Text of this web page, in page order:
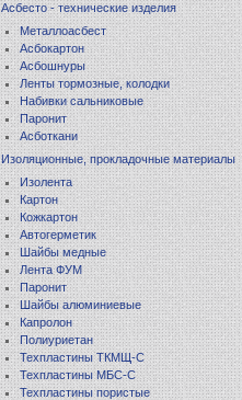
Асбесто - технические изделия
Металлоасбест
Асбокартон
Асбошнуры
Ленты тормозные, колодки
Набивки сальниковые
Паронит
Асботкани
Изоляционные, прокладочные материалы
Изолента
Картон
Кожкартон
Автогерметик
Шайбы медные
Лента ФУМ
Паронит
Шайбы алюминиевые
Капролон
Полиуриетан
Техпластины ТКМЩ-С
Техпластины МБС-С
Техпластины пористые